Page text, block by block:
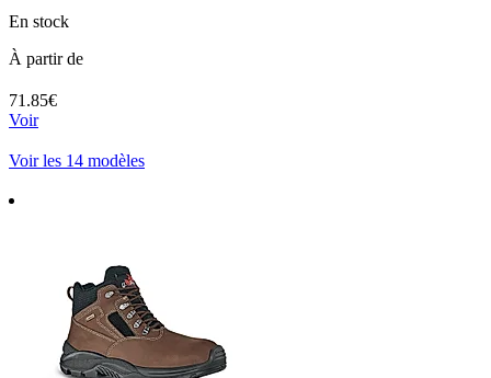
En stock
À partir de
71.85€
Voir
Voir les 14 modèles